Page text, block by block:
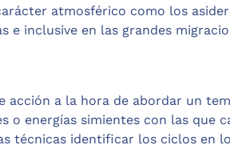
atmosférico como los
e inclusive en las grandes
acción a la hora de abordar un
energías simientes con las que
técnicas identificar los ciclos en